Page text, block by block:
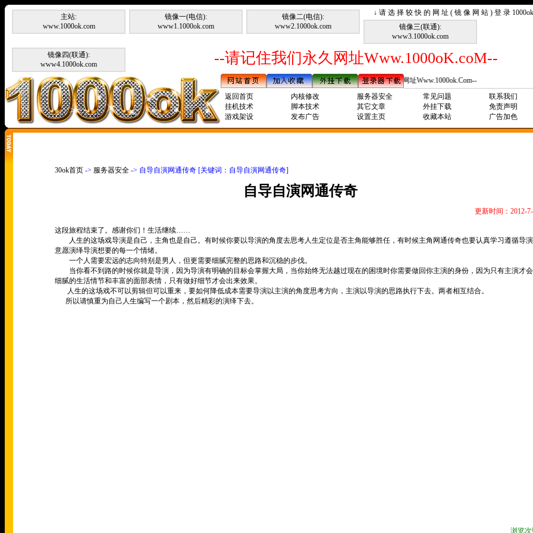
↓ 请 选 择 较 快 的 网 址 ( 镜 像 网 站 ) 登 录
主站:
www.1000ok.com
镜像一(电信):
www1.1000ok.com
镜像二(电信):
www2.1000ok.com
镜像三(联通):
www3.1000ok.com
镜像四(联通):
www4.1000ok.com
--请记住我们永久网址Www.1000oK.coM--
--请记住我们永久网址Www.1000ok.Com--
返回首页
内核修改 服务器安全 常见问题
联系我们
挂机技术
脚本技术 其它文章 外挂下载
免责声明
游戏架设
发布广告 设置主页 收藏本站 广告加色
30ok首页 -> 服务器安全 -> 自导自演网通传奇 [关键词：自导自演网通传奇]
自导自演网通传奇
更新时间：2012-
这段旅程结束了。感谢你们！生活继续……
人生的这场戏导演是自己，主角也是自己。有时候你要以导演的角度去思考人生定位是否主角能够胜任，有时候主角网通传奇也要认真学习遵循导
意愿演绎导演想要的每一个情绪。
一个人需要宏远的志向特别是男人，但更需要细腻完整的思路和沉稳的步伐。
当你看不到路的时候你就是导演，因为导演有明确的目标会掌握大局，当你始终无法越过现在的困境时你需要做回你主演的身份，因为只有主演才
细腻的生活情节和丰富的面部表情，只有做好细节才会出来效果。
人生的这场戏不可以剪辑但可以重来，要如何降低成本需要导演以主演的角度思考方向，主演以导演的思路执行下去。两者相互结合。
所以请慎重为自己人生编写一个剧本，然后精彩的演绎下去。
浏览